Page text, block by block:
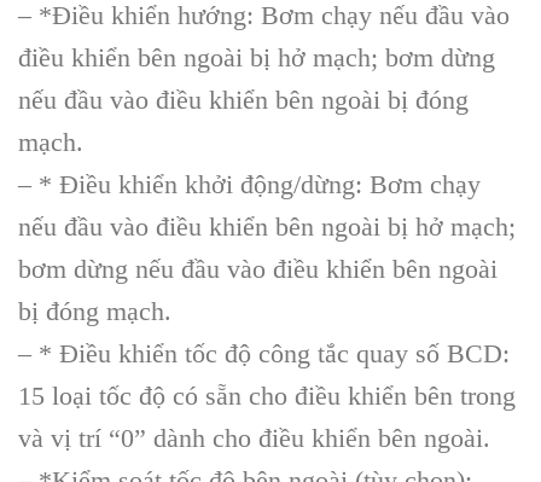
– *Điều khiển hướng: Bơm chạy nếu đầu vào
điều khiển bên ngoài bị hở mạch; bơm dừng
nếu đầu vào điều khiển bên ngoài bị đóng
mạch.
– * Điều khiển khởi động/dừng: Bơm chạy
nếu đầu vào điều khiển bên ngoài bị hở mạch;
bơm dừng nếu đầu vào điều khiển bên ngoài
bị đóng mạch.
– * Điều khiển tốc độ công tắc quay số BCD:
15 loại tốc độ có sẵn cho điều khiển bên trong
và vị trí “0” dành cho điều khiển bên ngoài.